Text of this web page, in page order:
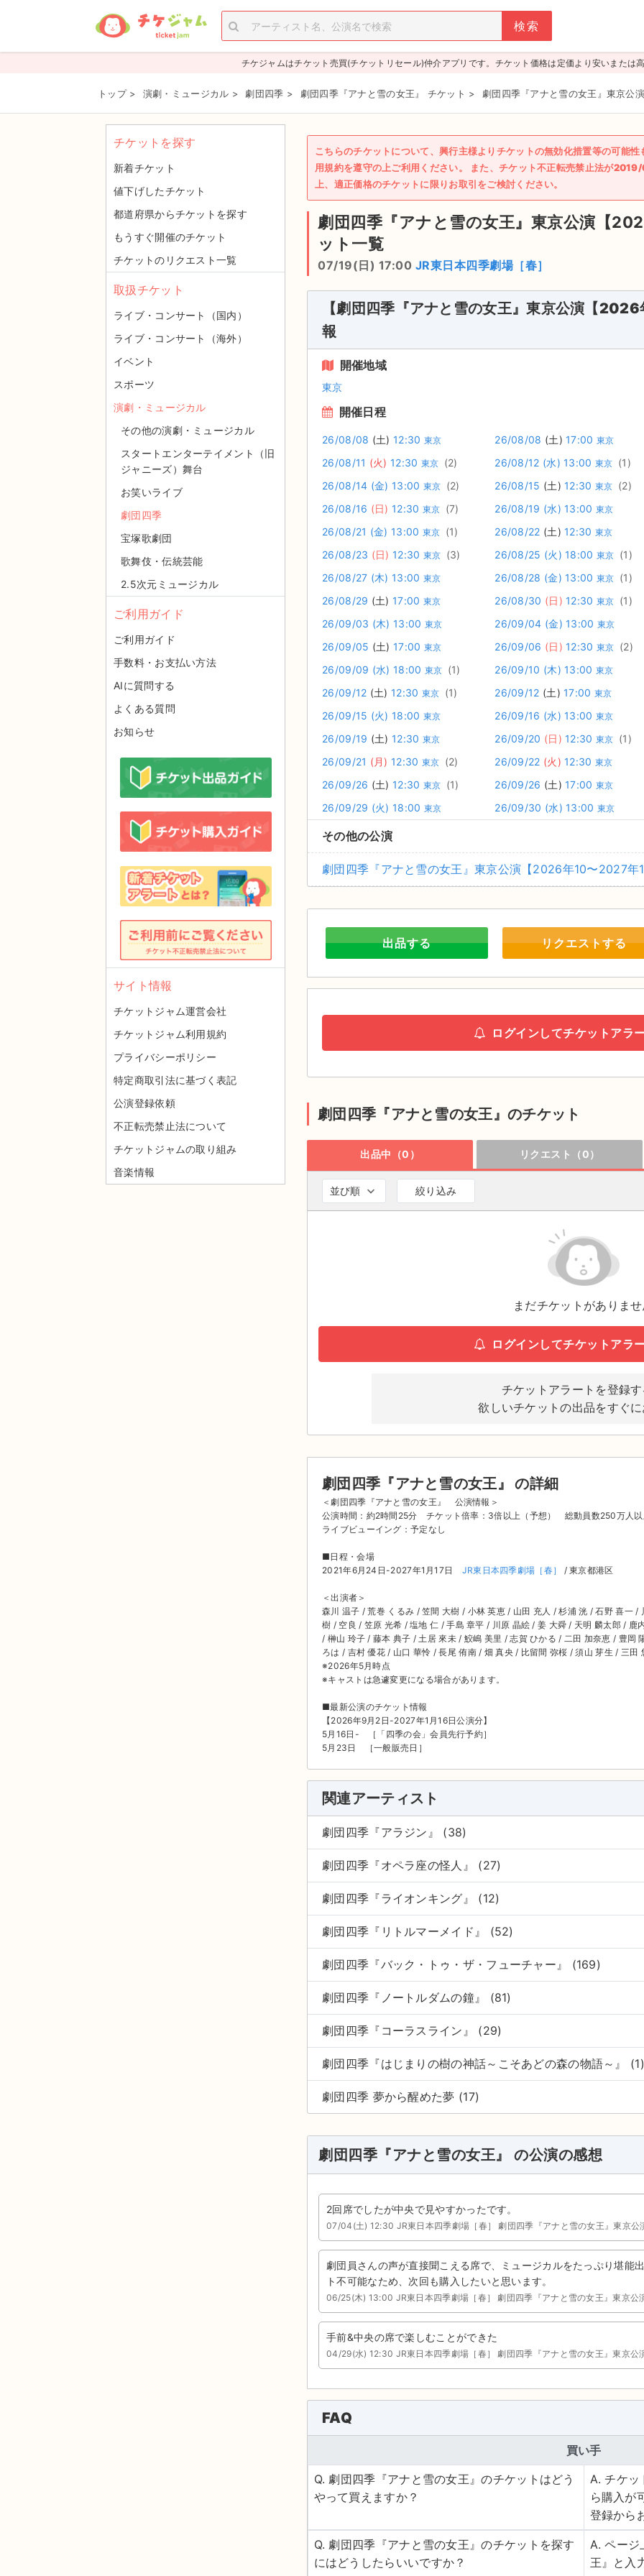
チケジャムはチケット売買(チケットリセール)仲介アプリです。チケット価格は定価より安いまたは
トップ > 演劇・ミュージカル > 劇団四季 > 劇団四季『アナと雪の女王』 チケット > 劇団四季『アナと雪の女王』東京公
こちらのチケットについて、興行主様よりチケットの無効化措置等の可能
用規約を遵守の上ご利用ください。 また、チケット不正転売禁止法が
上、適正価格のチケットに限りお取引をご検討ください。
劇団四季『アナと雪の女王』東京公演【
ット一覧
07/19(日) 17:00 JR東日本四季劇場［春］
【劇団四季『アナと雪の女王』東京公演【
報
開催地域
東京
開催日程
26/08/08 (土) 12:30 東京 26/08/08 (土) 17:00 東京
26/08/11 (火) 12:30 東京 (2) 26/08/12 (水) 13:00 東京 (1)
26/08/14 (金) 13:00 東京 (2) 26/08/15 (土) 12:30 東京 (2)
26/08/16 (日) 12:30 東京 (7) 26/08/19 (水) 13:00 東京
26/08/21 (金) 13:00 東京 (1) 26/08/22 (土) 12:30 東京
26/08/23 (日) 12:30 東京 (3) 26/08/25 (火) 18:00 東京 (1)
26/08/27 (木) 13:00 東京 26/08/28 (金) 13:00 東京 (1)
26/08/29 (土) 17:00 東京 26/08/30 (日) 12:30 東京 (1)
26/09/03 (木) 13:00 東京 26/09/04 (金) 13:00 東京
26/09/05 (土) 17:00 東京 26/09/06 (日) 12:30 東京 (2)
26/09/09 (水) 18:00 東京 (1) 26/09/10 (木) 13:00 東京
26/09/12 (土) 12:30 東京 (1) 26/09/12 (土) 17:00 東京
26/09/15 (火) 18:00 東京 26/09/16 (水) 13:00 東京
26/09/19 (土) 12:30 東京 26/09/20 (日) 12:30 東京 (1)
26/09/21 (月) 12:30 東京 (2) 26/09/22 (火) 12:30 東京
26/09/26 (土) 12:30 東京 (1) 26/09/26 (土) 17:00 東京
26/09/29 (火) 18:00 東京 26/09/30 (水) 13:00 東京
その他の公演
劇団四季『アナと雪の女王』東京公演【2026年10〜2027年1
出品する リクエストする
ログインしてチケットアラ
劇団四季『アナと雪の女王』のチケット
出品中（0） リクエスト（0）
並び順 絞り込み
まだチケットがありませ
ログインしてチケットアラ
チケットアラートを登録す
欲しいチケットの出品をすぐ
劇団四季『アナと雪の女王』 の詳細
＜劇団四季『アナと雪の女王』 公演情報＞
公演時間：約2時間25分 チケット倍率：3倍以上（予想） 総動員数250万人
ライブビューイング：予定なし
■日程・会場
2021年6月24日-2027年1月17日 JR東日本四季劇場［春］ / 東京都港区
＜出演者＞
森川 温子 / 荒巻 くるみ / 笠間 大樹 / 小林 英恵 / 山田 充人 / 杉浦 洸 / 石野 喜一
樹 / 空良 / 笠原 光希 / 塩地 仁 / 手島 章平 / 川原 晶絵 / 姜 大舜 / 天明 麟太郎 / 鹿
/ 榊山 玲子 / 藤本 典子 / 土居 來未 / 鮫嶋 美里 / 志賀 ひかる / 二田 加奈恵 / 豊岡
ろは / 吉村 優花 / 山口 華怜 / 長尾 侑南 / 畑 真央 / 比留間 弥桜 / 須山 芽生 / 三田
※2026年5月時点
※キャストは急遽変更になる場合があります。
■最新公演のチケット情報
【2026年9月2日-2027年1月16日公演分】
5月16日- ［「四季の会」会員先行予約］
5月23日 ［一般販売日］
関連アーティスト
劇団四季『アラジン』 (38)
劇団四季『オペラ座の怪人』 (27)
劇団四季『ライオンキング』 (12)
劇団四季『リトルマーメイド』 (52)
劇団四季『バック・トゥ・ザ・フューチャー』 (169)
劇団四季『ノートルダムの鐘』 (81)
劇団四季『コーラスライン』 (29)
劇団四季『はじまりの樹の神話～こそあどの森の物語～』 (1)
劇団四季 夢から醒めた夢 (17)
劇団四季『アナと雪の女王』 の公演の感想
2回席でしたが中央で見やすかったです。
07/04(土) 12:30 JR東日本四季劇場［春］ 劇団四季『アナと雪の女王』東京公
劇団員さんの声が直接聞こえる席で、ミュージカルをたっぷり堪能
ト不可能なため、次回も購入したいと思います。
06/25(木) 13:00 JR東日本四季劇場［春］ 劇団四季『アナと雪の女王』東京公
手前&中央の席で楽しむことができた
04/29(水) 12:30 JR東日本四季劇場［春］ 劇団四季『アナと雪の女王』東京公
FAQ
買い手
Q. 劇団四季『アナと雪の女王』のチケットはどう
やって買えますか？
A. チケッ
ら購入が
登録から
Q. 劇団四季『アナと雪の女王』のチケットを探す
にはどうしたらいいですか？
A. ページ
王』と入
チケットを探す
新着チケット
値下げしたチケット
都道府県からチケットを探す
もうすぐ開催のチケット
チケットのリクエスト一覧
取扱チケット
ライブ・コンサート（国内）
ライブ・コンサート（海外）
イベント
スポーツ
演劇・ミュージカル
その他の演劇・ミュージカル
スタートエンターテイメント（旧
ジャニーズ）舞台
お笑いライブ
劇団四季
宝塚歌劇団
歌舞伎・伝統芸能
2.5次元ミュージカル
ご利用ガイド
ご利用ガイド
手数料・お支払い方法
AIに質問する
よくある質問
お知らせ
サイト情報
チケットジャム運営会社
チケットジャム利用規約
プライバシーポリシー
特定商取引法に基づく表記
公演登録依頼
不正転売禁止法について
チケットジャムの取り組み
音楽情報